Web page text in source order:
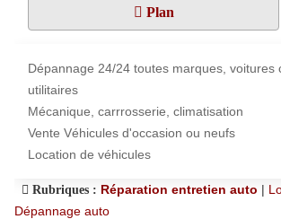
Plan
Dépannage 24/24 toutes marques, voitures
utilitaires
Mécanique, carrrosserie, climatisation
Vente Véhicules d'occasion ou neufs
Location de véhicules
Rubriques : Réparation entretien auto |
Dépannage auto